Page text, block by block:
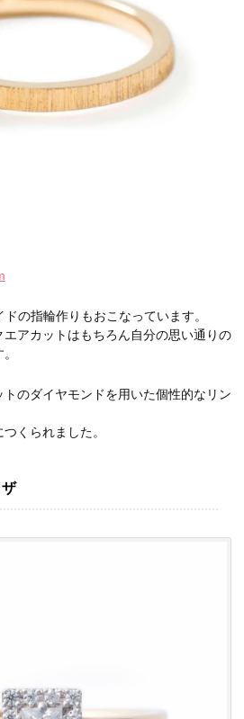
の指輪作りもおこなっています。
アカットはもちろん自分の思い通りの
のダイヤモンドを用いた個性的なリン
くられました。